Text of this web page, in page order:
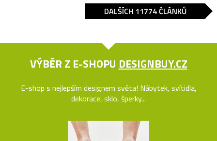
DALŠÍCH 11774 ČLÁNKŮ
VÝBĚR Z E-SHOPU DESIGNBUY.CZ
E-shop s nejlepším designem světa! Nábytek, svítidla,
dekorace, sklo, šperky...